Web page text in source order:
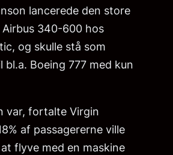
lancerede den store
340-600 hos
og skulle stå som
Boeing 777 med kun
var, fortalte Virgin
af passagererne ville
flyve med en maskine